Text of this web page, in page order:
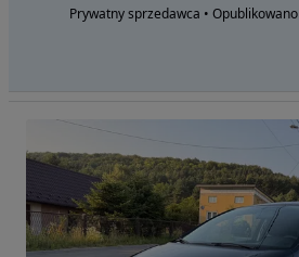
Prywatny sprzedawca • Opublikowano